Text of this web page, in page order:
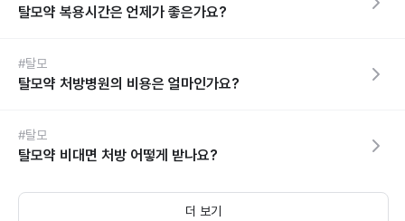
탈모약 복용시간은 언제가 좋은가요?
#탈모
탈모약 처방병원의 비용은 얼마인가요?
#탈모
탈모약 비대면 처방 어떻게 받나요?
더 보기